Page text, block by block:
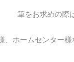
筆をお求めの際
ホームセンター